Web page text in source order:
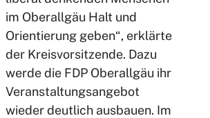
im Oberallgäu Halt und
Orientierung geben“, erklärte
der Kreisvorsitzende. Dazu
werde die FDP Oberallgäu ihr
Veranstaltungsangebot
wieder deutlich ausbauen. Im